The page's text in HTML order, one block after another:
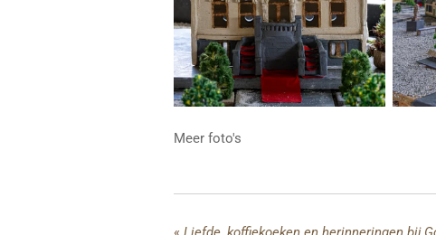
Meer foto's